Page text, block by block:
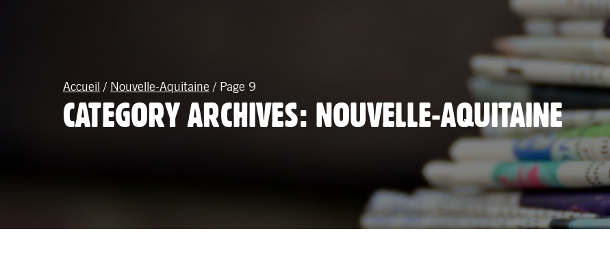
Accueil / Nouvelle-Aquitaine / Page 9
CATEGORY ARCHIVES: NOUVELLE-AQUITAINE